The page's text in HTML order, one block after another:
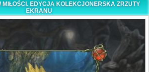
MIŁOŚCI. EDYCJA KOLEKCJONERSKA ZRZUTY
EKRANU